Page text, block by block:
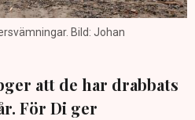
Bild: Johan
att de har drabbats
För Di ger